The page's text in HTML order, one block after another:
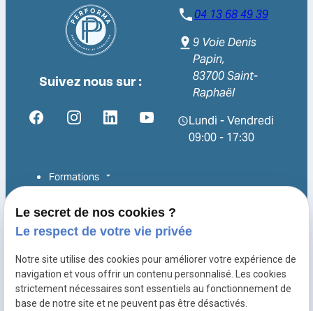
Suivez nous sur :
04 13 68 49 39
9 Voie Denis
Papin,
83700 Saint-
Raphaël
Lundi - Vendredi
09:00 - 17:30
Formations
Alternance
Reconversion
Entreprise
Équipe
Le secret de nos cookies ?
Le respect de votre vie privée
Notre site utilise des cookies pour améliorer votre expérience de
navigation et vous offrir un contenu personnalisé. Les cookies
strictement nécessaires sont essentiels au fonctionnement de
base de notre site et ne peuvent pas être désactivés.